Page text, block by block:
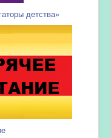
детства»